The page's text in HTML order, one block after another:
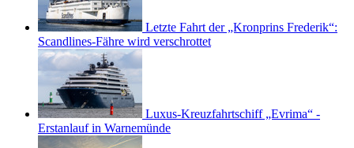
Letzte Fahrt der „Kronprins Frederik“:
Scandlines-Fähre wird verschrottet
Luxus-Kreuzfahrtschiff „Evrima“ -
Erstanlauf in Warnemünde